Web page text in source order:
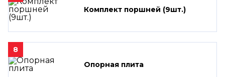
Комплект поршней (9шт.)
8
Опорная плита